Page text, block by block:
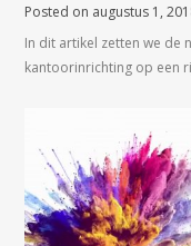
Posted on augustus 1,
In dit artikel zetten we de
kantoorinrichting op een